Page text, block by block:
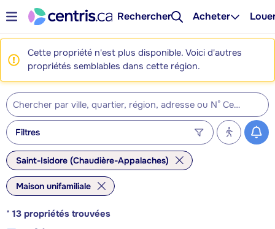
Rechercher Acheter
Cette propriété n'est plus disponible. Voici d'autres
propriétés semblables dans cette région.
Filtres
Saint-Isidore (Chaudière-Appalaches)
Maison unifamiliale
* 13 propriétés trouvées